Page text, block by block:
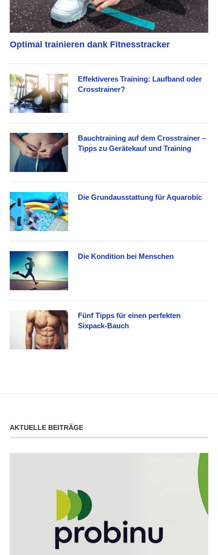
Optimal trainieren dank Fitnesstracker
Effektiveres Training: Laufband oder
Crosstrainer?
Bauchtraining auf dem Crosstrainer –
Tipps zu Gerätekauf und Training
Die Grundausstattung für Aquarobic
Die Kondition bei Menschen
Fünf Tipps für einen perfekten
Sixpack-Bauch
AKTUELLE BEITRÄGE